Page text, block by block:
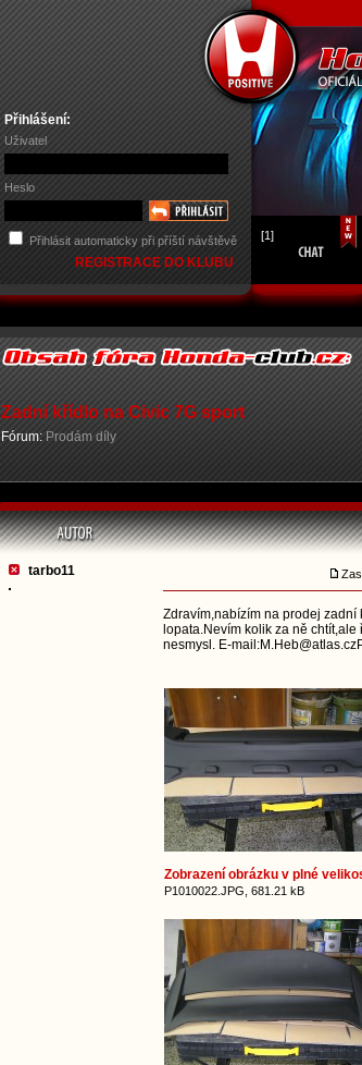
Přihlášení:
Uživatel
Heslo
Přihlásit automaticky při příští návštěvě
REGISTRACE DO KLUBU
[1]
Zadní křídlo na Civic 7G sport
Fórum: Prodám díly
tarbo11
Zdravím,nabízím na prodej zadní
lopata.Nevím kolik za ně
nesmysl. E-
Zobrazení obrázku v plné
P1010022.JPG, 681.21 kB